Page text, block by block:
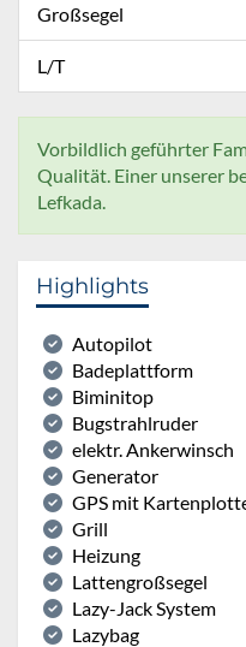
Großsegel
L/T
Vorbildlich geführter
Qualität. Einer unserer
Lefkada.
Highlights
Autopilot
Badeplattform
Biminitop
Bugstrahlruder
elektr. Ankerwinsch
Generator
GPS mit
Grill
Heizung
Lattengroßsegel
Lazy-Jack System
Lazybag